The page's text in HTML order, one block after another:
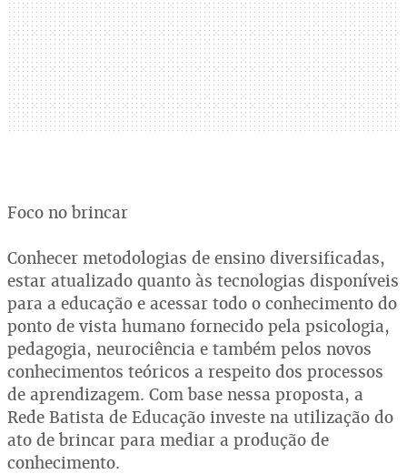
Foco no brincar
Conhecer metodologias de ensino diversificadas,
estar atualizado quanto às tecnologias disponíveis
para a educação e acessar todo o conhecimento do
ponto de vista humano fornecido pela psicologia,
pedagogia, neurociência e também pelos novos
conhecimentos teóricos a respeito dos processos
de aprendizagem. Com base nessa proposta, a
Rede Batista de Educação investe na utilização do
ato de brincar para mediar a produção de
conhecimento.